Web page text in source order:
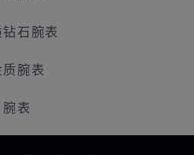
钻石腕表
质腕表
腕表